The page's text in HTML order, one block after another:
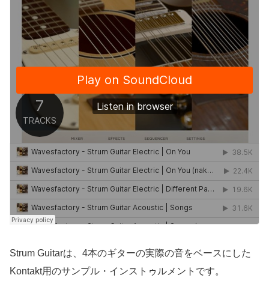
Strum Guitarは、4本のギターの実際の音をベースにした
Kontakt用のサンプル・インストゥルメントです。